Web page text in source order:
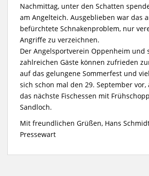
Nachmittag, unter den Schatten
am Angelteich. Ausgeblieben war das
befürchtete Schnakenproblem, nur
Angriffe zu verzeichnen.
Der Angelsportverein Oppenheim und
zahlreichen Gäste können zufrieden
auf das gelungene Sommerfest und
sich schon mal den 29. September
das nächste Fischessen mit
Sandloch.
Mit freundlichen Grüßen, Hans Schmidt
Pressewart